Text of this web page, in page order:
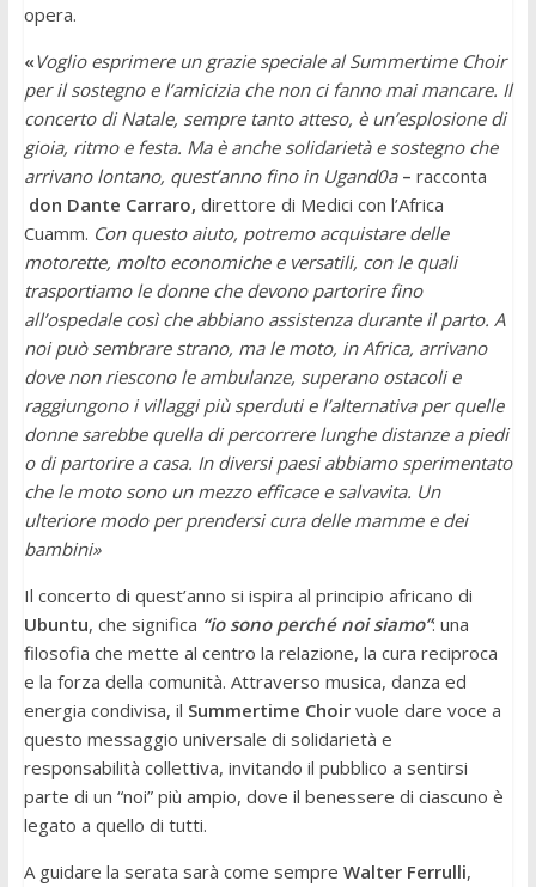
opera.
«Voglio esprimere un grazie speciale al Summertime Choir
per il sostegno e l’amicizia che non ci fanno mai mancare. Il
concerto di Natale, sempre tanto atteso, è un’esplosione di
gioia, ritmo e festa. Ma è anche solidarietà e sostegno che
arrivano lontano, quest’anno fino in Ugand0a– racconta
don Dante Carraro, direttore di Medici con l’Africa
Cuamm. Con questo aiuto, potremo acquistare delle
motorette, molto economiche e versatili, con le quali
trasportiamo le donne che devono partorire fino
all’ospedale così che abbiano assistenza durante il parto. A
noi può sembrare strano, ma le moto, in Africa, arrivano
dove non riescono le ambulanze, superano ostacoli e
raggiungono i villaggi più sperduti e l’alternativa per quelle
donne sarebbe quella di percorrere lunghe distanze a piedi
o di partorire a casa. In diversi paesi abbiamo sperimentato
che le moto sono un mezzo efficace e salvavita. Un
ulteriore modo per prendersi cura delle mamme e dei
bambini»
Il concerto di quest’anno si ispira al principio africano di
Ubuntu, che significa “io sono perché noi siamo”: una
filosofia che mette al centro la relazione, la cura reciproca
e la forza della comunità. Attraverso musica, danza ed
energia condivisa, il Summertime Choirvuole dare voce a
questo messaggio universale di solidarietà e
responsabilità collettiva, invitando il pubblico a sentirsi
parte di un “noi” più ampio, dove il benessere di ciascuno è
legato a quello di tutti.
A guidare la serata sarà come sempre Walter Ferrulli,